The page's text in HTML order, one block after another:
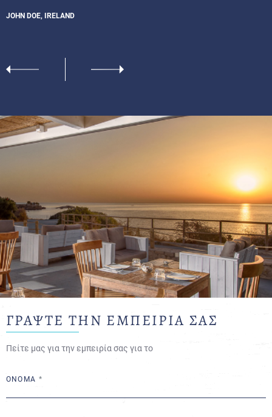
JOHN DOE, IRELAND
Next
ΓΡΑΨΤΕ ΤΗΝ ΕΜΠΕΙΡΙΑ ΣΑΣ
Πείτε μας για την εμπειρία σας για το
ΟΝΟΜΑ